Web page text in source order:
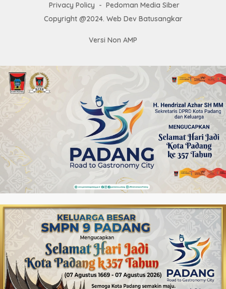
Privacy Policy
Pedoman Media Siber
Copyright @2024. Web Dev Batusangkar
Versi Non AMP